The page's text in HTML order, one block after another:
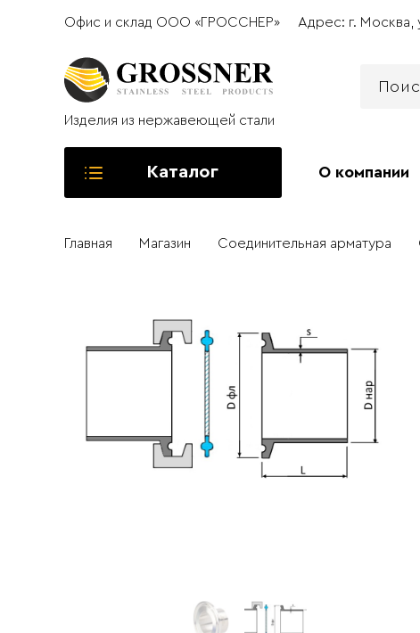
Офис и склад ООО «ГРОССНЕР» Адрес: г.
Изделия из нержавеющей стали
Каталог О компании
Главная Магазин Соединительная арматура